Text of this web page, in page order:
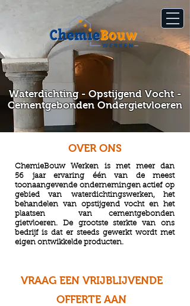
Waterdichting - Opstijgend Vocht -
Cementgebonden Ondergietvloeren
OVER ONS
Kwalitatieve uitvoering
ChemieBouw Werken is met meer dan
56 jaar ervaring één van de meest
toonaangevende ondernemingen actief op
gebied van waterdichtingswerken, het
behandelen van opstijgend vocht en het
plaatsen van cementgebonden
gietvloeren. De grootste sterkte van ons
bedrijf is dat er steeds gewerkt wordt met
eigen ontwikkelde producten.
VRAAG EEN VRIJBLIJVENDE
OFFERTE AAN